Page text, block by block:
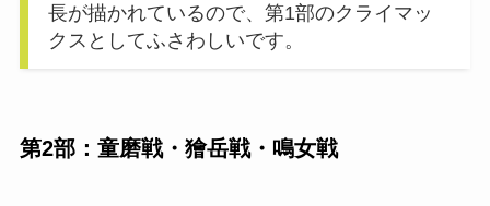
長が描かれているので、第1部のクライマッ
クスとしてふさわしいです。
第2部：童磨戦・獪岳戦・鳴女戦